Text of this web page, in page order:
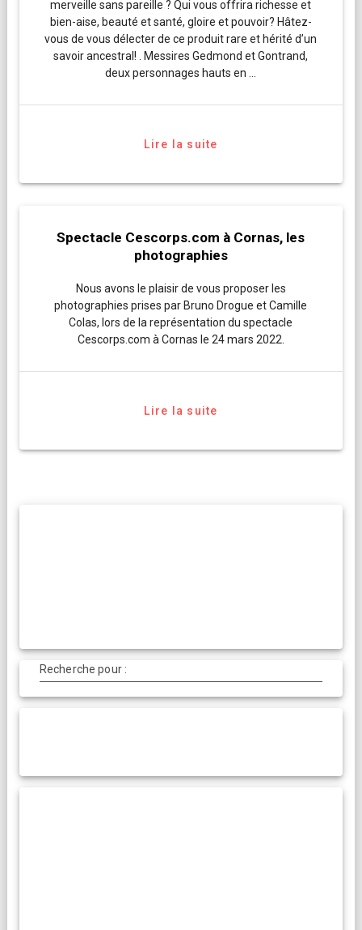
merveille sans pareille ? Qui vous offrira richesse et
bien-aise, beauté et santé, gloire et pouvoir? Hâtez-
vous de vous délecter de ce produit rare et hérité d’un
savoir ancestral! . Messires Gedmond et Gontrand,
deux personnages hauts en …
Lire la suite
Spectacle Cescorps.com à Cornas, les
photographies
Nous avons le plaisir de vous proposer les
photographies prises par Bruno Drogue et Camille
Colas, lors de la représentation du spectacle
Cescorps.com à Cornas le 24 mars 2022.
Lire la suite
Recherche pour :